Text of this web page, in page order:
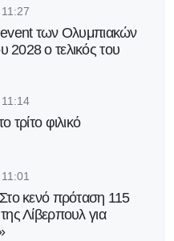
event των Ολυμπιακών
ο τελικός του
τρίτο φιλικό
κενό πρόταση 115
Λίβερπουλ για